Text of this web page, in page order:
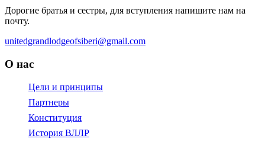
Дорогие братья и сестры, для вступления напишите нам на
почту.
unitedgrandlodgeofsiberi@gmail.com
О нас
Цели и принципы
Партнеры
Конституция
История ВЛЛР